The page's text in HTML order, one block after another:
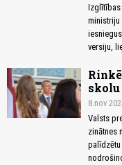
Izglītības
ministriju
versiju,
8.nov
Valsts
zinātnes